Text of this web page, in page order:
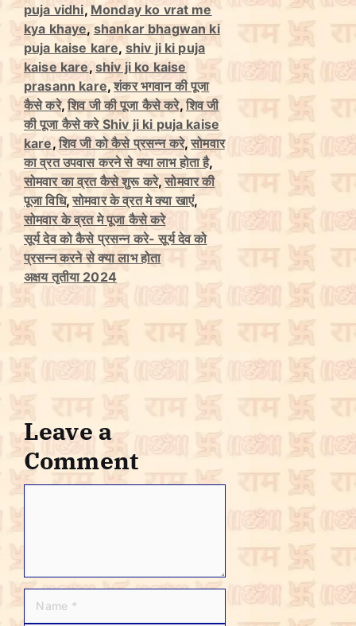
o
r
i
e
s
puja vidhi, Monday ko vrat me
kya khaye, shankar bhagwan ki
puja kaise kare, shiv ji ki puja
kaise kare, shiv ji ko kaise
prasann kare,शंकर भगवान की पूजा
कैसे करे,शिव जी की पूजा कैसे करे,शिव जी
की पूजा कैसे करे Shiv ji ki puja kaise
kare,शिव जी को कैसे प्रसन्न करे,सोमवार
का व्रत उपवास करने से क्या लाभ होता है,
सोमवार का व्रत कैसे शुरू करे,सोमवार की
पूजा विधि,सोमवार के व्रत मे क्या खाएं,
सोमवार के व्रत मे पूजा कैसे करे
सूर्य देव को कैसे प्रसन्न करे- सूर्य देव को
प्रसन्न करने से क्या लाभ होता
अक्षय तृतीया 2024
Leave a
Comment
n